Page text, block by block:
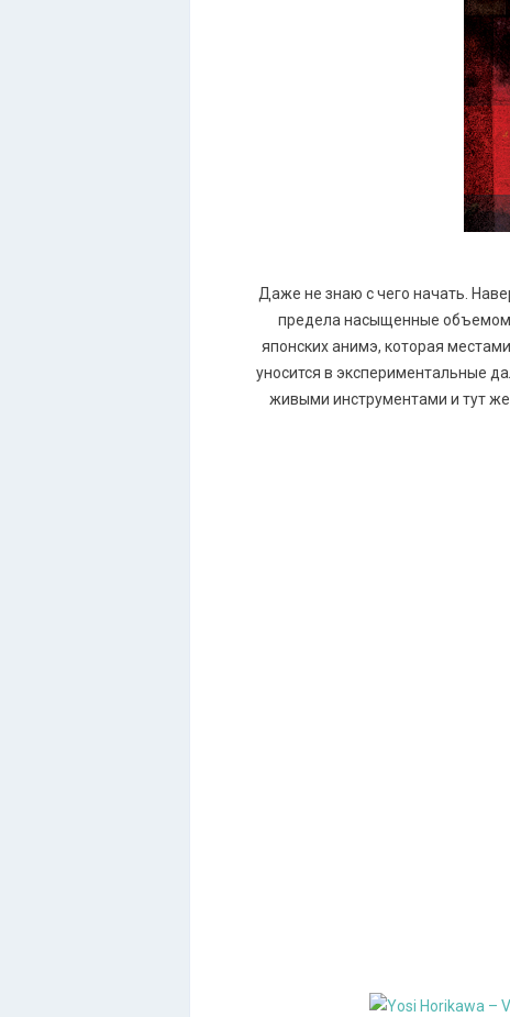
Даже не знаю с чего начать.
предела насыщенные объемом
японских анимэ, которая
уносится в экспериментальные
живыми инструментами и тут